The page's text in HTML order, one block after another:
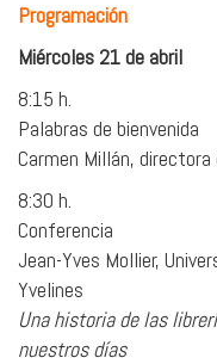
Programación
Miércoles 21 de abril
8:15 h.
Palabras de bienvenida
Carmen Millán,
8:30 h.
Conferencia
Jean-Yves Mollier,
Yvelines
Una historia de las
nuestros días